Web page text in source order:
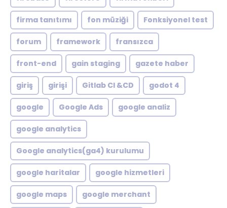
firma tanıtımı fon müziği Fonksiyonel test
forum framework fransızca
front-end gain staging gazete haber
giriş girişi Gitlab CI &CD godot 4
google Google Ads google analiz
google analytics
Google analytics(ga4) kurulumu
google haritalar google hizmetleri
google maps google merchant